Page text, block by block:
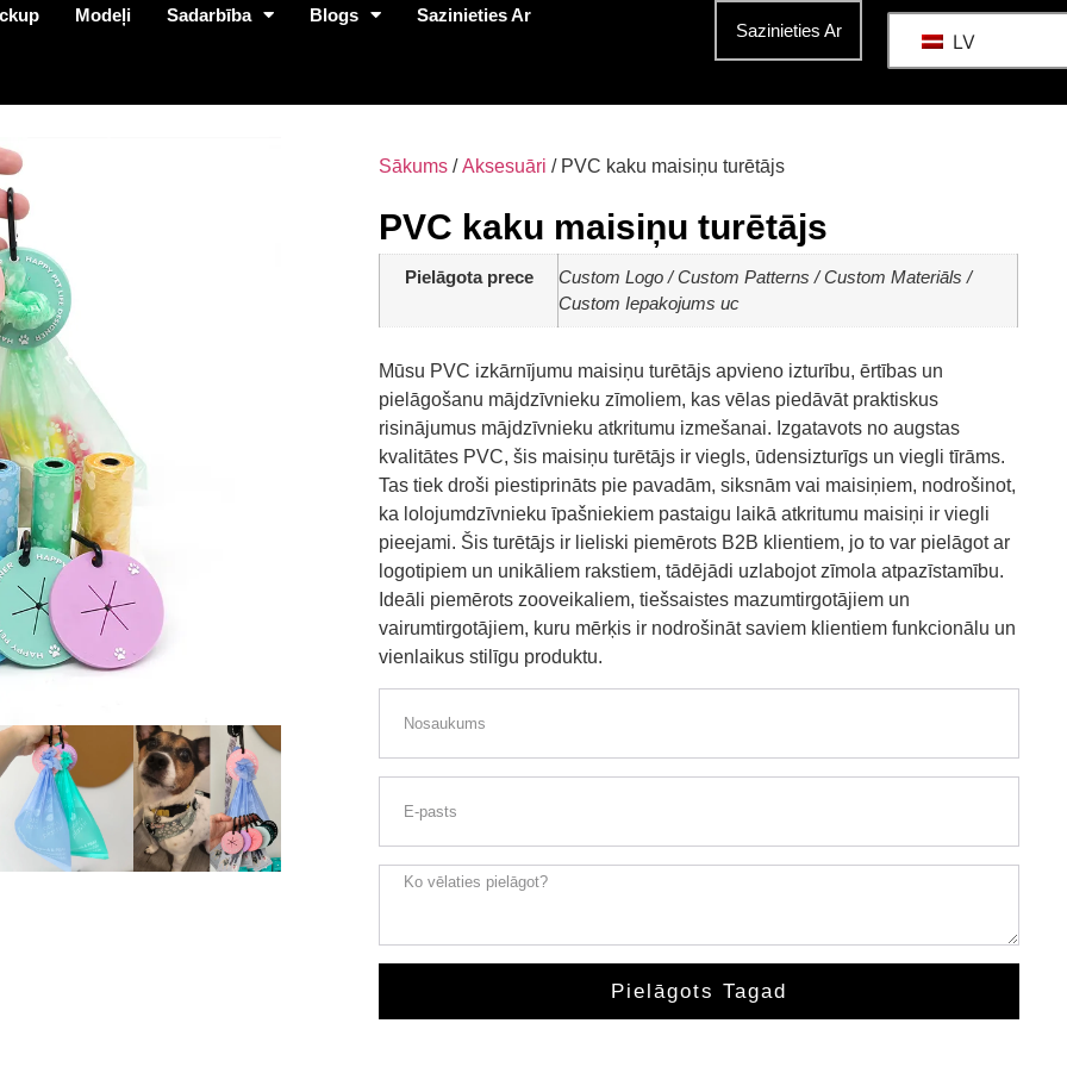
Modeļi Sadarbība Blogs Sazinieties Ar
Sazinieties Ar LV
Sākums /Aksesuāri / PVC kaku maisiņu turētājs
PVC kaku maisiņu turētājs
Pielāgota prece
Custom Logo / Custom Patterns / Custom Materiāls /
Custom Iepakojums uc
Mūsu PVC izkārnījumu maisiņu turētājs apvieno izturību, ērtības un
pielāgošanu mājdzīvnieku zīmoliem, kas vēlas piedāvāt praktiskus
risinājumus mājdzīvnieku atkritumu izmešanai. Izgatavots no augstas
kvalitātes PVC, šis maisiņu turētājs ir viegls, ūdensizturīgs un viegli tīrāms.
Tas tiek droši piestiprināts pie pavadām, siksnām vai maisiņiem, nodrošinot,
ka lolojumdzīvnieku īpašniekiem pastaigu laikā atkritumu maisiņi ir viegli
pieejami. Šis turētājs ir lieliski piemērots B2B klientiem, jo to var pielāgot ar
logotipiem un unikāliem rakstiem, tādējādi uzlabojot zīmola atpazīstamību.
Ideāli piemērots zooveikaliem, tiešsaistes mazumtirgotājiem un
vairumtirgotājiem, kuru mērķis ir nodrošināt saviem klientiem funkcionālu un
vienlaikus stilīgu produktu.
Pielāgots Tagad